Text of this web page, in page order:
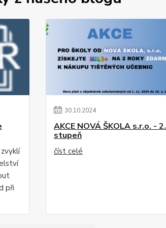
při
30.10.2024
AKCE NOVÁ ŠKOLA s.r.o. - 2.
stupeň
číst celé